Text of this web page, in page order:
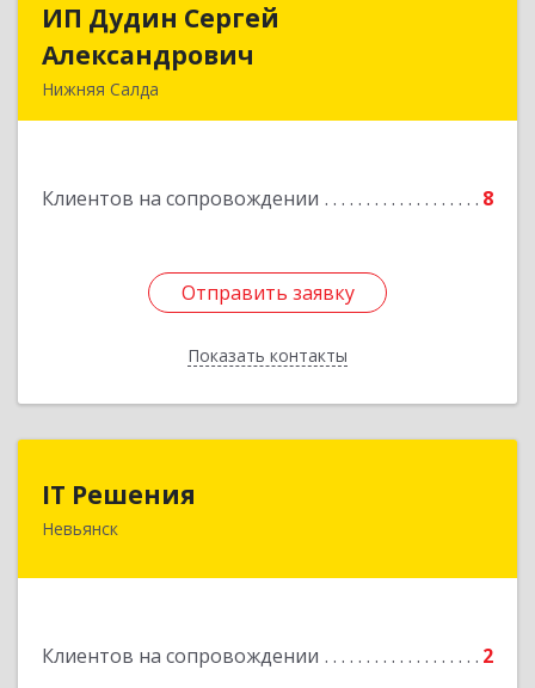
ИП Дудин Сергей
Александрович
Нижняя Салда
Клиентов на сопровождении 8
Отправить заявку
Показать контакты
ИП Дудин Сергей
Подробнее
Отправить заявку
Назад
IT Решения
Невьянск
Клиентов на сопровождении 2